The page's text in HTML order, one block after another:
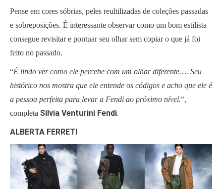
Pense em cores sóbrias, peles reultilizadas de coleções passadas
e sobreposições. É interessante observar como um bom estilista
consegue revisitar e pontuar seu olhar sem copiar o que já foi
feito no passado.
“É lindo ver como ele percebe com um olhar diferente…. Seu
histórico nos mostra que ele entende os códigos e acho que ele é
a pessoa perfeita para levar a Fendi ao próximo nível.“,
completa Silvia Venturini Fendi.
ALBERTA FERRETI